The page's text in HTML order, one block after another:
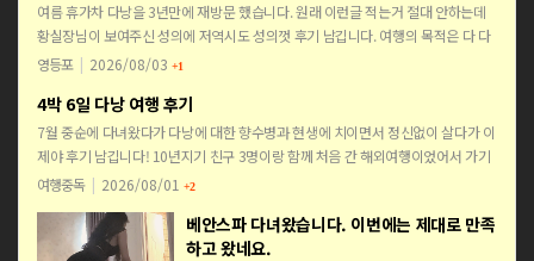
여름 휴가차 다낭을 3년만에 재방문 했습니다. 원래 이런글 적는거 절대 안하는데
황실장님이 보여주신 성의에 저역시도 성의껏 후기 남깁니다. 여행의 목적은 다 다
르지만 다낭은 저희들에겐 골프 커피 맛집 가라오케 술 입…
영등포 | 2026/08/03 +1
4박 6일 다낭 여행 후기
7월 중순에 다녀왔다가 다낭에 대한 향수병과 현생에 치이면서 정신없이 살다가 이
제야 후기 남깁니다! 10년지기 친구 3명이랑 함께 처음 간 해외여행이었어서 가기
전부터 긴장 반 설렘 반이었는데 결론적으로 4명 모두 …
여행중독 | 2026/08/01 +2
베안스파 다녀왔습니다. 이번에는 제대로 만족
하고 왔네요.